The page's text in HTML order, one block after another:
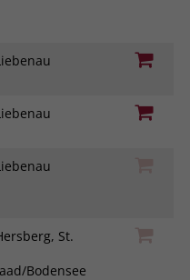
St.
Bodensee